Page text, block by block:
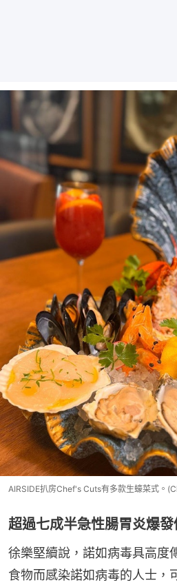
AIRSIDE扒房Chef's Cuts有多款生蠔菜式。
超過七成半急性腸胃炎爆
徐樂堅續說，諾如病毒具高度
食物而感染諾如病毒的人士，